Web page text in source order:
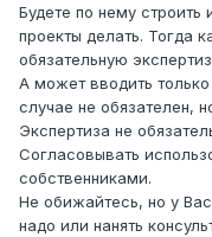
Будете по нему
проекты делать. Тогда
обязательную
А может вводить
случае не обязателен,
Экспертиза не
Согласовывать
собственниками.
Не обижайтесь, но у
надо или нанять